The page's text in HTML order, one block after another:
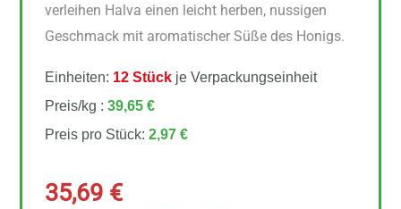
verleihen Halva einen leicht herben, nussigen
Geschmack mit aromatischer Süße des Honigs.
Einheiten: 12 Stück je Verpackungseinheit
Preis/kg :39,65 €
Preis pro Stück:2,97 €
35,69 €